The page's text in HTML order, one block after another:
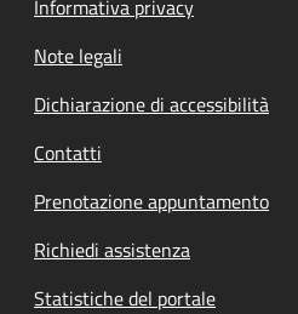
Informativa privacy
Note legali
Dichiarazione di accessibilità
Contatti
Prenotazione appuntamento
Richiedi assistenza
Statistiche del portale